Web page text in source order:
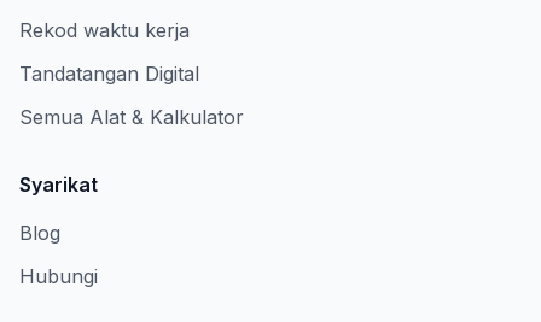
Rekod waktu kerja
Tandatangan Digital
Semua Alat & Kalkulator
Syarikat
Blog
Hubungi